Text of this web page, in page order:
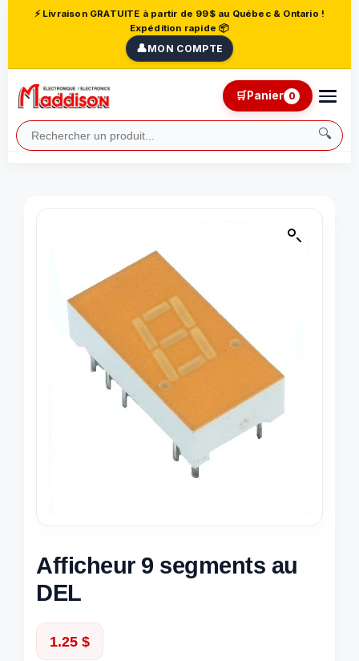
⚡ Livraison GRATUITE à partir de 99$ au Québec & Ontario !
Expédition rapide 📦
👤MON COMPTE
🔍
🛒Panier 0
Afficheur 9 segments au
DEL
1.25 $